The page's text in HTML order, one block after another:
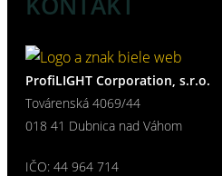
ProfiLIGHT Corporation, s.r.o.
Továrenská 4069/44
018 41 Dubnica nad Váhom
IČO: 44 964 714